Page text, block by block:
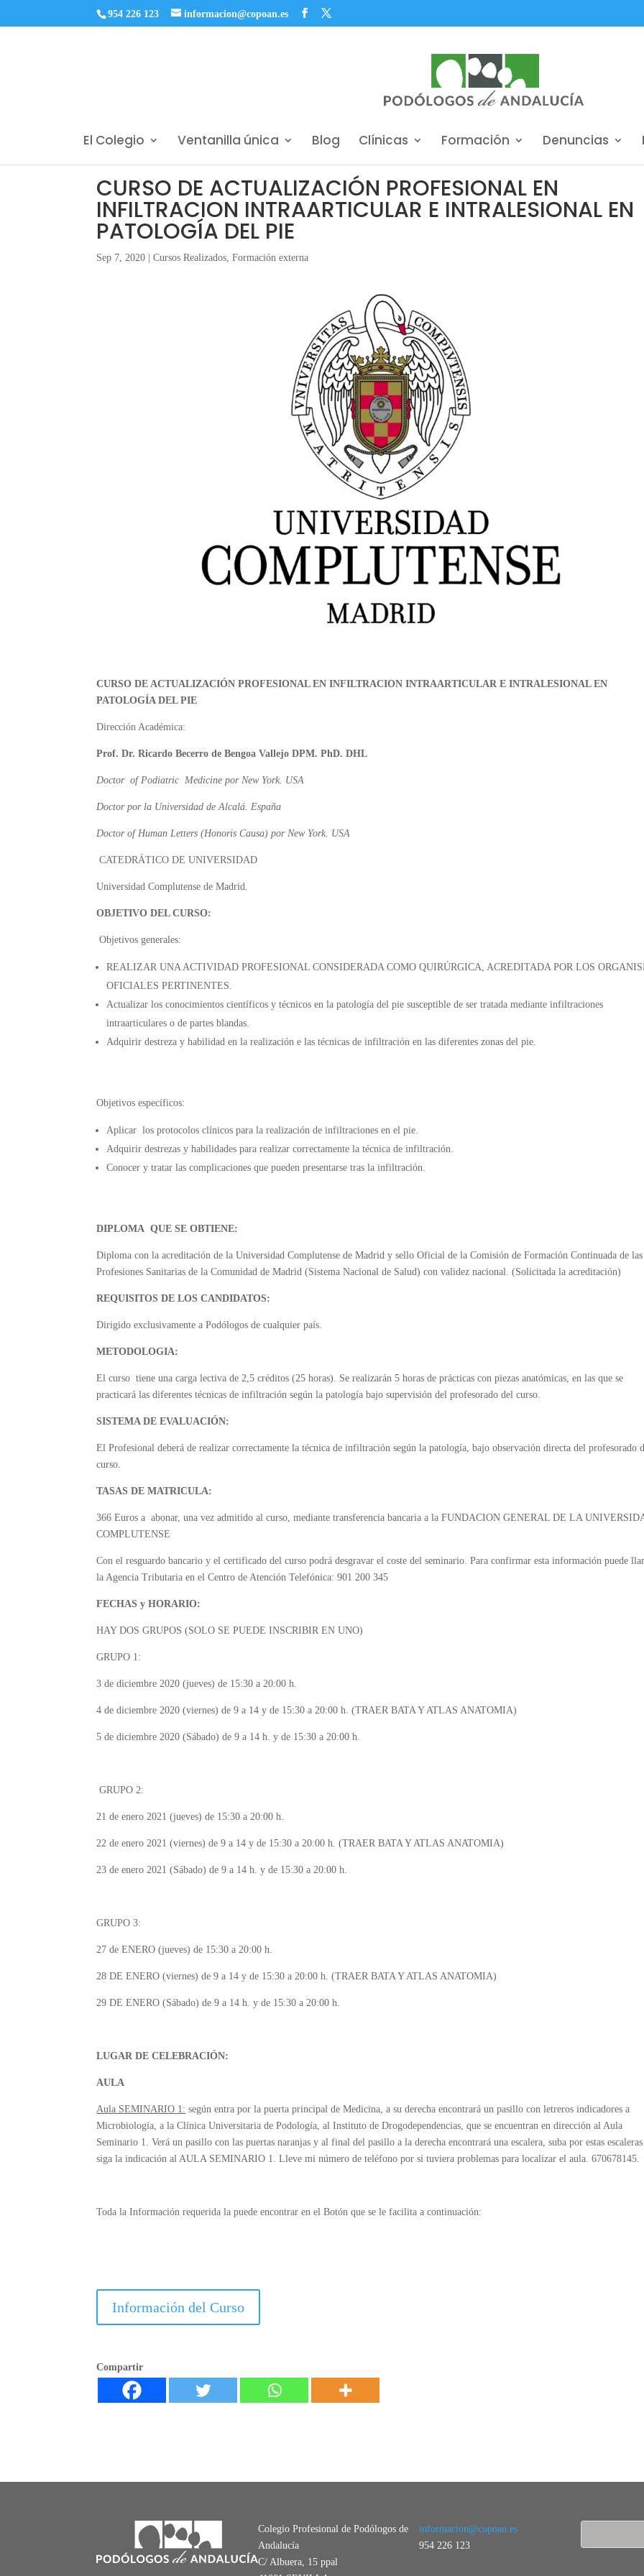
954 226 123 informacion@copoan.es
El Colegio Ventanilla única Blog Clínicas Formación Denuncias
CURSO DE ACTUALIZACIÓN PROFESIONAL EN
INFILTRACION INTRAARTICULAR E INTRALESIONAL EN
PATOLOGÍA DEL PIE
Sep 7, 2020 |Cursos Realizados,Formación externa
CURSO DE ACTUALIZACIÓN PROFESIONAL EN INFILTRACION INTRAARTICULAR E INTRALESIONAL EN
PATOLOGÍA DEL PIE
Dirección Académica:
Prof. Dr. Ricardo Becerro de Bengoa Vallejo DPM. PhD. DHL
Doctor of Podiatric Medicine por New York. USA
Doctor por la Universidad de Alcalá. España
Doctor of Human Letters (Honoris Causa) por New York. USA
CATEDRÁTICO DE UNIVERSIDAD
Universidad Complutense de Madrid.
OBJETIVO DEL CURSO:
Objetivos generales:
REALIZAR UNA ACTIVIDAD PROFESIONAL CONSIDERADA COMO QUIRÚRGICA, ACREDITADA POR LOS
OFICIALES PERTINENTES.
Actualizar los conocimientos científicos y técnicos en la patología del pie susceptible de ser tratada mediante infiltraciones
intraarticulares o de partes blandas.
Adquirir destreza y habilidad en la realización e las técnicas de infiltración en las diferentes zonas del pie.
Objetivos específicos:
Aplicar los protocolos clínicos para la realización de infiltraciones en el pie.
Adquirir destrezas y habilidades para realizar correctamente la técnica de infiltración.
Conocer y tratar las complicaciones que pueden presentarse tras la infiltración.
DIPLOMA QUE SE OBTIENE:
Diploma con la acreditación de la Universidad Complutense de Madrid y sello Oficial de la Comisión de Formación Continuada de las
Profesiones Sanitarias de la Comunidad de Madrid (Sistema Nacional de Salud) con validez nacional. (Solicitada la acreditación)
REQUISITOS DE LOS CANDIDATOS:
Dirigido exclusivamente a Podólogos de cualquier país.
METODOLOGIA:
El curso tiene una carga lectiva de 2,5 créditos (25 horas). Se realizarán 5 horas de prácticas con piezas anatómicas, en las que se
practicará las diferentes técnicas de infiltración según la patología bajo supervisión del profesorado del curso.
SISTEMA DE EVALUACIÓN:
El Profesional deberá de realizar correctamente la técnica de infiltración según la patología, bajo observación directa del profesorado
curso.
TASAS DE MATRICULA:
366 Euros a abonar, una vez admitido al curso, mediante transferencia bancaria a la FUNDACION GENERAL DE LA
COMPLUTENSE
Con el resguardo bancario y el certificado del curso podrá desgravar el coste del seminario. Para confirmar esta información puede
la Agencia Tributaria en el Centro de Atención Telefónica: 901 200 345
FECHAS y HORARIO:
HAY DOS GRUPOS (SOLO SE PUEDE INSCRIBIR EN UNO)
GRUPO 1:
3 de diciembre 2020 (jueves) de 15:30 a 20:00 h.
4 de diciembre 2020 (viernes) de 9 a 14 y de 15:30 a 20:00 h. (TRAER BATA Y ATLAS ANATOMIA)
5 de diciembre 2020 (Sábado) de 9 a 14 h. y de 15:30 a 20:00 h.
GRUPO 2:
21 de enero 2021 (jueves) de 15:30 a 20:00 h.
22 de enero 2021 (viernes) de 9 a 14 y de 15:30 a 20:00 h. (TRAER BATA Y ATLAS ANATOMIA)
23 de enero 2021 (Sábado) de 9 a 14 h. y de 15:30 a 20:00 h.
GRUPO 3:
27 de ENERO (jueves) de 15:30 a 20:00 h.
28 DE ENERO (viernes) de 9 a 14 y de 15:30 a 20:00 h. (TRAER BATA Y ATLAS ANATOMIA)
29 DE ENERO (Sábado) de 9 a 14 h. y de 15:30 a 20:00 h.
LUGAR DE CELEBRACIÓN:
AULA
Aula SEMINARIO 1: según entra por la puerta principal de Medicina, a su derecha encontrará un pasillo con letreros indicadores a
Microbiología, a la Clínica Universitaria de Podología, al Instituto de Drogodependencias, que se encuentran en dirección al Aula
Seminario 1. Verá un pasillo con las puertas naranjas y al final del pasillo a la derecha encontrará una escalera, suba por estas
siga la indicación al AULA SEMINARIO 1. Lleve mi número de teléfono por si tuviera problemas para localizar el aula. 670678145.
Toda la Información requerida la puede encontrar en el Botón que se le facilita a continuación:
Información del Curso
Compartir
Colegio Profesional de Podólogos de
Andalucía
C/ Albuera, 15 ppal
informacion@copoan.es
954 226 123